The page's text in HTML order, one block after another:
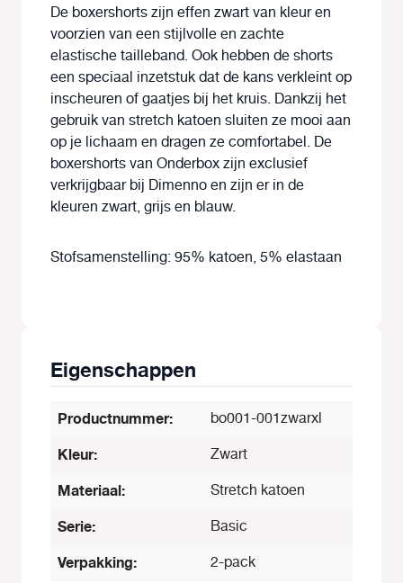
De boxershorts zijn effen zwart van kleur en
voorzien van een stijlvolle en zachte
elastische tailleband. Ook hebben de shorts
een speciaal inzetstuk dat de kans verkleint op
inscheuren of gaatjes bij het kruis. Dankzij het
gebruik van stretch katoen sluiten ze mooi aan
op je lichaam en dragen ze comfortabel. De
boxershorts van Onderbox zijn exclusief
verkrijgbaar bij Dimenno en zijn er in de
kleuren zwart, grijs en blauw.
Stofsamenstelling: 95% katoen, 5% elastaan
Eigenschappen
Productnummer: bo001-001zwarxl
Kleur: Zwart
Materiaal: Stretch katoen
Serie: Basic
Verpakking: 2-pack